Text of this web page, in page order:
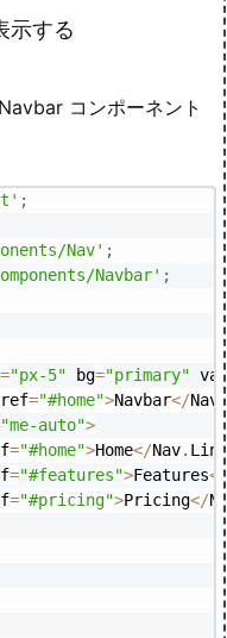
示する
コンポーネント
;
Nav' ;
Navbar' ;
="px-5" bg="primary"
="#home">Navbar</
"me-auto">
="#home">Home</Nav.
="#features">Features<
="#pricing">Pricing</